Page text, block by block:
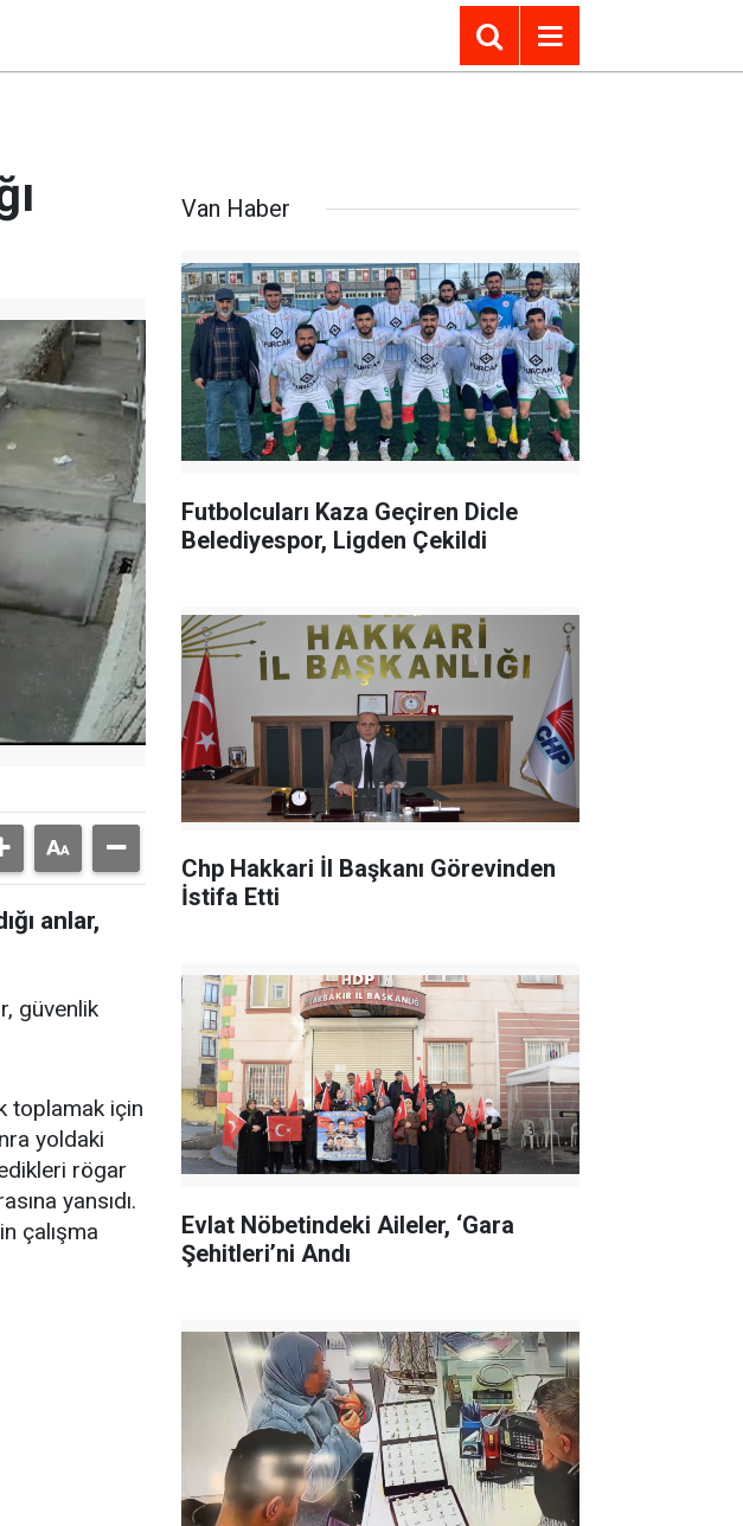
anlar,
güvenlik
toplamak için
yoldaki
rögar
yansıdı.
çalışma
Van Haber
Futbolcuları Kaza Geçiren Dicle
Belediyespor, Ligden Çekildi
Chp Hakkari İl Başkanı Görevinden
İstifa Etti
Evlat Nöbetindeki Aileler, ‘Gara
Şehitleri’ni Andı